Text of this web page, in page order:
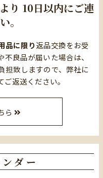
り 10日以内にご連
。
品に限り返品交換をお受
良品が届いた場合は、
担致しますので、弊社に
返送ください。
ら
ダー